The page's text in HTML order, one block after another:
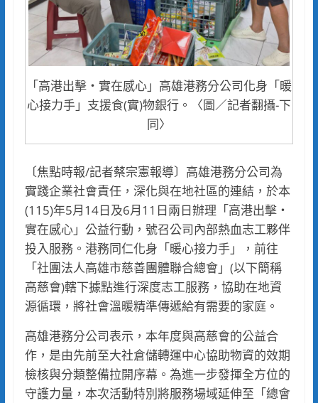
「高港出擊・實在感心」高雄港務分公司化身「暖
心接力手」支援食(實)物銀行。〈圖／記者翻攝-下
同〉
〔焦點時報/記者蔡宗憲報導〕高雄港務分公司為
實踐企業社會責任，深化與在地社區的連結，於本
(115)年5月14日及6月11日兩日辦理「高港出擊・
實在感心」公益行動，號召公司內部熱血志工夥伴
投入服務。港務同仁化身「暖心接力手」，前往
「社團法人高雄市慈善團體聯合總會」(以下簡稱
高慈會)轄下據點進行深度志工服務，協助在地資
源循環，將社會溫暖精準傳遞給有需要的家庭。
高雄港務分公司表示，本年度與高慈會的公益合
作，是由先前至大社倉儲轉運中心協助物資的效期
檢核與分類整備拉開序幕。為進一步發揮全方位的
守護力量，本次活動特別將服務場域延伸至「總會